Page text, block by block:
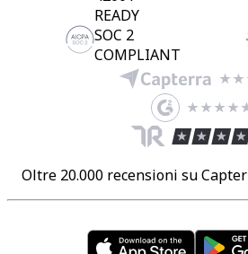
READY
SOC 2
COMPLIANT
Oltre 20.000 recensioni su